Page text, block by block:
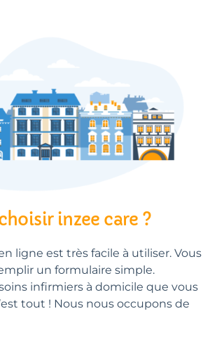
inzee care ?
ligne est très facile à utiliser. Vous
un formulaire simple.
infirmiers à domicile que vous
tout ! Nous nous occupons de